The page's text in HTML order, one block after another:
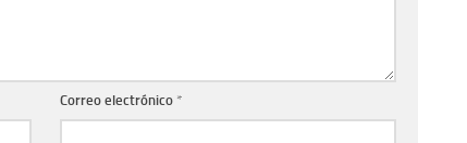
Correo electrónico *